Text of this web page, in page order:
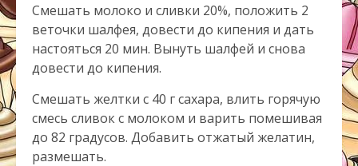
Смешать молоко и сливки 20%, положить 2
веточки шалфея, довести до кипения и дать
настояться 20 мин. Вынуть шалфей и снова
довести до кипения.
Смешать желтки с 40 г сахара, влить горячую
смесь сливок с молоком и варить помешивая
до 82 градусов. Добавить отжатый желатин,
размешать.